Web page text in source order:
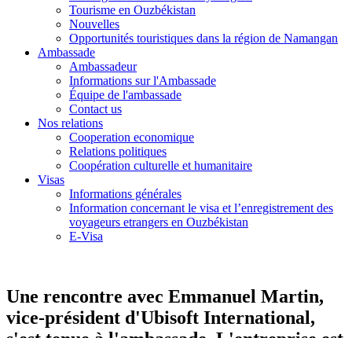
Tourisme en Ouzbékistan
Nouvelles
Opportunités touristiques dans la région de Namangan
Ambassade
Ambassadeur
Informations sur l'Ambassade
Équipe de l'ambassade
Contact us
Nos relations
Cooperation economique
Relations politiques
Coopération culturelle et humanitaire
Visas
Informations générales
Information concernant le visa et l’enregistrement des
voyageurs etrangers en Ouzbékistan
E-Visa
Une rencontre avec Emmanuel Martin,
vice-président d'Ubisoft International,